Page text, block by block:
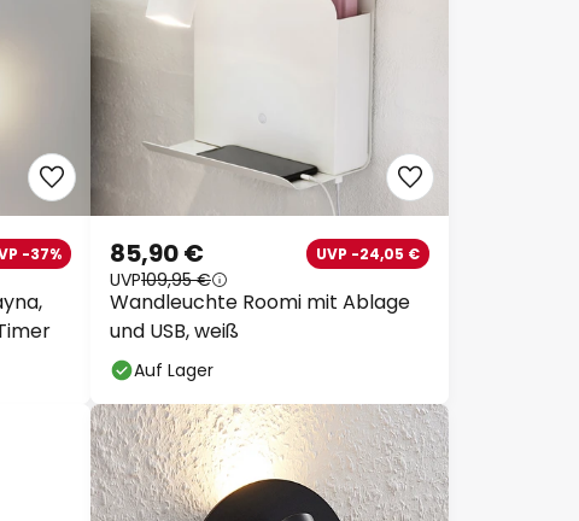
-37%
Wandleuchte Roomi mit Ablage
und USB, weiß
85,90 € UVP -24,05 €
UVP109,95 €
Auf Lager